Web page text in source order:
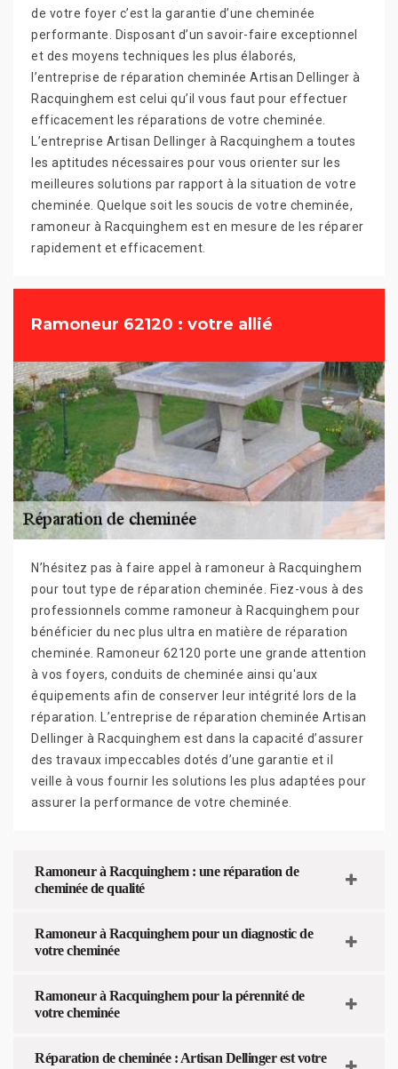
de votre foyer c’est la garantie d’une cheminée
performante. Disposant d’un savoir-faire exceptionnel
et des moyens techniques les plus élaborés,
l’entreprise de réparation cheminée Artisan Dellinger à
Racquinghem est celui qu’il vous faut pour effectuer
efficacement les réparations de votre cheminée.
L’entreprise Artisan Dellinger à Racquinghem a toutes
les aptitudes nécessaires pour vous orienter sur les
meilleures solutions par rapport à la situation de votre
cheminée. Quelque soit les soucis de votre cheminée,
ramoneur à Racquinghem est en mesure de les réparer
rapidement et efficacement.
Ramoneur 62120 : votre allié
N’hésitez pas à faire appel à ramoneur à Racquinghem
pour tout type de réparation cheminée. Fiez-vous à des
professionnels comme ramoneur à Racquinghem pour
bénéficier du nec plus ultra en matière de réparation
cheminée. Ramoneur 62120 porte une grande attention
à vos foyers, conduits de cheminée ainsi qu'aux
équipements afin de conserver leur intégrité lors de la
réparation. L’entreprise de réparation cheminée Artisan
Dellinger à Racquinghem est dans la capacité d’assurer
des travaux impeccables dotés d’une garantie et il
veille à vous fournir les solutions les plus adaptées pour
assurer la performance de votre cheminée.
Ramoneur à Racquinghem : une réparation de
cheminée de qualité
Ramoneur à Racquinghem pour un diagnostic de
votre cheminée
Ramoneur à Racquinghem pour la pérennité de
votre cheminée
Réparation de cheminée : Artisan Dellinger est votre